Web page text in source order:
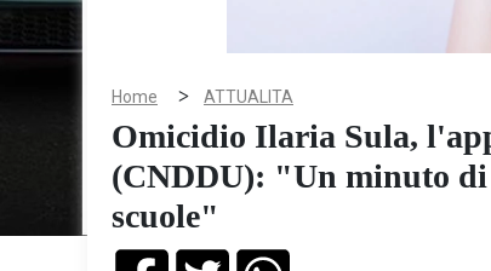
Home > ATTUALITA
Omicidio Ilaria Sula,
(CNDDU): "Un minuto
scuole"